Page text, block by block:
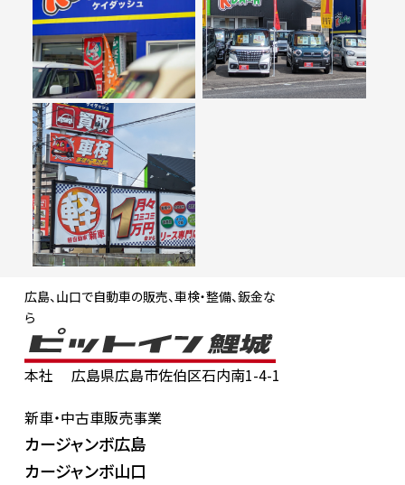
広島、山口で自動車の販売、車検・整備、鈑金な
ら
本社
広島県広島市佐伯区石内南1-4-1
新車・中古車販売事業
カージャンボ広島
カージャンボ山口